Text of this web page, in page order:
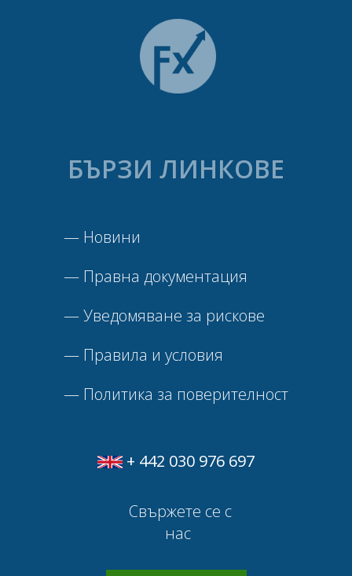
БЪРЗИ ЛИНКОВЕ
— Новини
— Правна документация
—Уведомяване за рискове
— Правила и условия
— Политика за поверителност
+ 442 030 976 697
Свържете се с
нас